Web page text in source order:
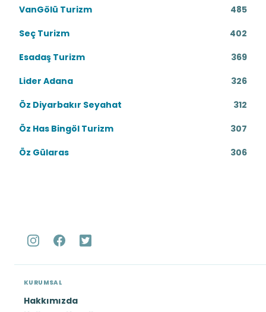
VanGölü Turizm
485
Seç Turizm
402
Esadaş Turizm
369
Lider Adana
326
Öz Diyarbakır Seyahat
312
Öz Has Bingöl Turizm
307
Öz Gülaras
306
KURUMSAL
Hakkımızda